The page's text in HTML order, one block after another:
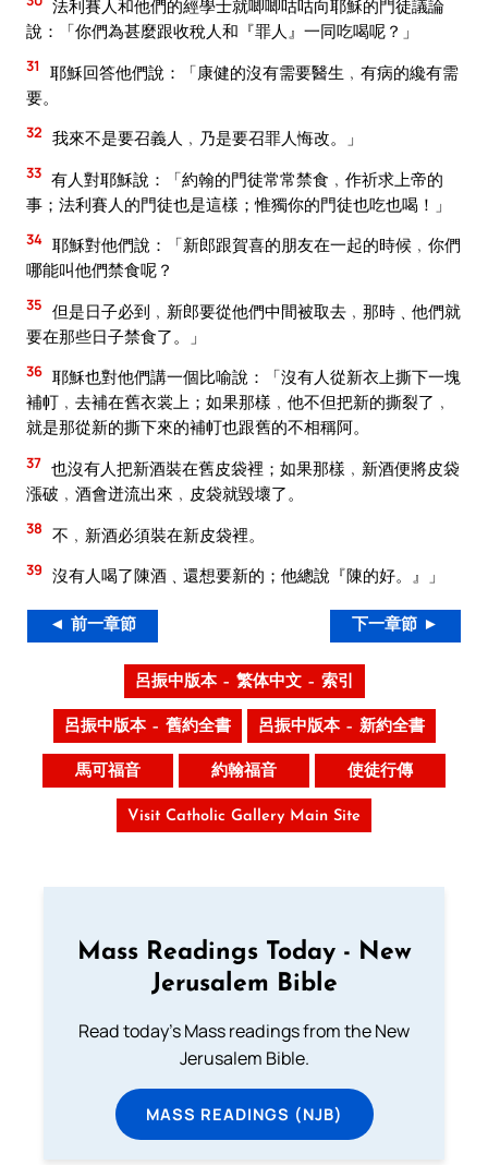
法利賽人和他們的經學士就唧唧咕咕向耶穌的門徒議論
說：「你們為甚麼跟收稅人和『罪人』一同吃喝呢？」
31
耶穌回答他們說：「康健的沒有需要醫生﹐有病的纔有需
要。
32 我來不是要召義人﹐乃是要召罪人悔改。」
33 有人對耶穌說：「約翰的門徒常常禁食﹐作祈求上帝的
事；法利賽人的門徒也是這樣；惟獨你的門徒也吃也喝！」
34 耶穌對他們說：「新郎跟賀喜的朋友在一起的時候﹐你們
哪能叫他們禁食呢？
35 但是日子必到﹐新郎要從他們中間被取去﹐那時﹑他們就
要在那些日子禁食了。」
36 耶穌也對他們講一個比喻說：「沒有人從新衣上撕下一塊
補帄﹐去補在舊衣裳上；如果那樣﹐他不但把新的撕裂了﹐
就是那從新的撕下來的補帄也跟舊的不相稱阿。
37 也沒有人把新酒裝在舊皮袋裡；如果那樣﹐新酒便將皮袋
漲破﹐酒會迸流出來﹐皮袋就毀壞了。
38 不﹐新酒必須裝在新皮袋裡。
39 沒有人喝了陳酒﹑還想要新的；他總說『陳的好。』」
◄ 前一章節 下一章節 ►
呂振中版本 – 繁体中文 – 索引
呂振中版本 – 舊約全書 呂振中版本 – 新約全書
馬可福音 約翰福音 使徒行傳
Visit Catholic Gallery Main Site
Mass Readings Today - New
Jerusalem Bible
Read today's Mass readings from the New
Jerusalem Bible.
MASS READINGS (NJB)